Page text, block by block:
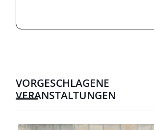
VORGESCHLAGENE
VERANSTALTUNGEN